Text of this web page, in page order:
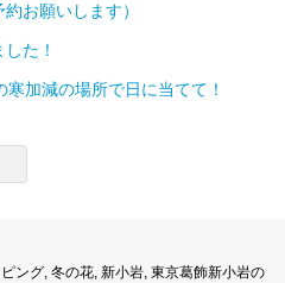
お願いします）
た！
加減の場所で日に当てて！
ング, 冬の花, 新小岩, 東京葛飾新小岩の